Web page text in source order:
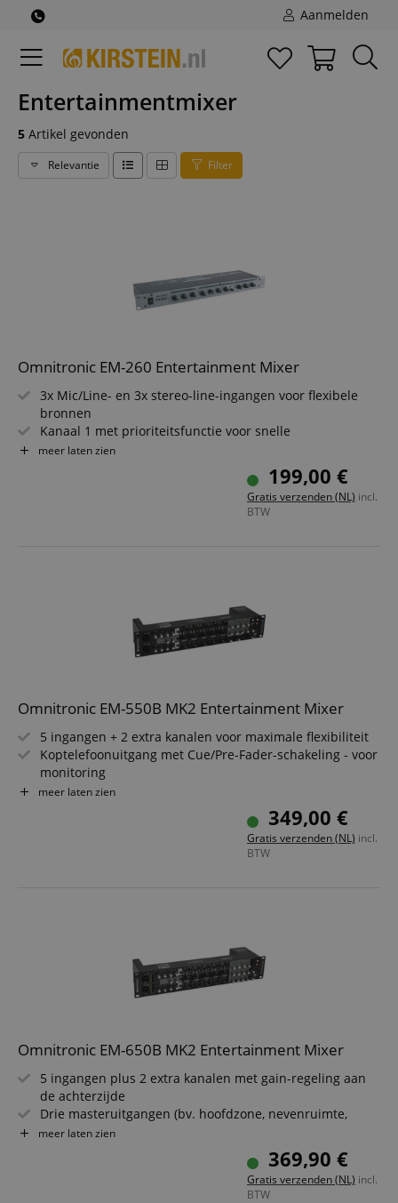
Aanmelden
Entertainmentmixer
5 Artikel gevonden
Relevantie Filter
Omnitronic EM-260 Entertainment Mixer
3x Mic/Line- en 3x stereo-line-ingangen voor flexibele
bronnen
Kanaal 1 met prioriteitsfunctie voor snelle
aankondigingen
Phantoomvoeding per microfooningang inschakelbaar
Rackmontage (19", 1 HE) ideaal voor vaste installaties
Master stereo-uitgang plus opname-uitgang via Cinch
Frequentiebereik 20?20.000 Hz voor zuivere weergave
meer laten zien
199,00 €
Gratis verzenden (NL) incl.
BTW
Omnitronic EM-550B MK2 Entertainment Mixer
5 ingangen + 2 extra kanalen voor maximale flexibiliteit
Koptelefoonuitgang met Cue/Pre-Fader-schakeling - voor
monitoring
Twee regelbare masteruitgangen met 3-Band-EQ & LED-
19" rackmontage, 2 HE, diepte 14,8 cm - compact en
Frequentiebereik 20-20.000 Hz - voor schone
meer laten zien
349,00 €
Gratis verzenden (NL) incl.
BTW
Omnitronic EM-650B MK2 Entertainment Mixer
5 ingangen plus 2 extra kanalen met gain-regeling aan
de achterzijde
Drie masteruitgangen (bv. hoofdzone, nevenruimte,
technische ruimte)
Talkover-functie met regelbare reactietijd - perfect voor
19" rackmontage, 2 HE, diepte 14,8 cm - ideaal voor
meer laten zien
369,90 €
Gratis verzenden (NL) incl.
BTW